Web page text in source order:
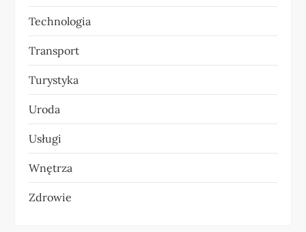
Technologia
Transport
Turystyka
Uroda
Usługi
Wnętrza
Zdrowie